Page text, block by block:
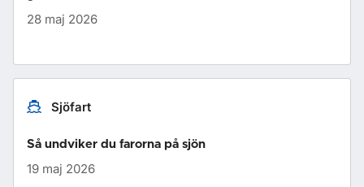
28 maj 2026
Sjöfart
Så undviker du farorna på sjön
19 maj 2026